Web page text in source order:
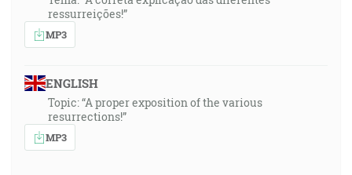
ressurreições!”
MP3
ENGLISH
Topic: “A proper exposition of the various
resurrections!”
MP3